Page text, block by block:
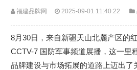
福建品牌网 2025-09-01 11:40:22
8月30日，来自新疆天山北麓产区的
CCTV-7 国防军事频道展播，这一里
品牌建设与市场拓展的道路上迈出了